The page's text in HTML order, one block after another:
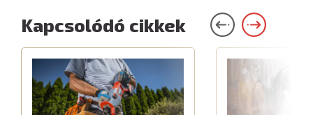
Kapcsolódó cikkek